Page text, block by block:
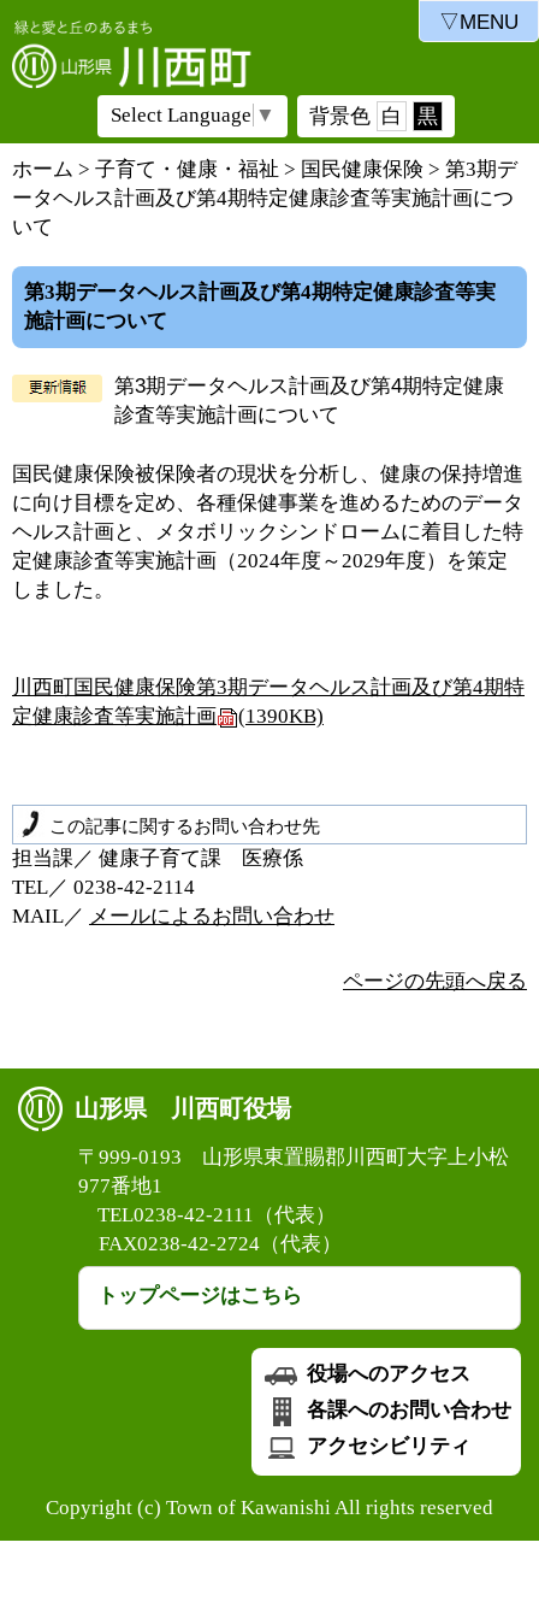
Select Language ▼ 背景色 白 黒
ホーム > 子育て・健康・福祉 > 国民健康保険 > 第3期デ
ータヘルス計画及び第4期特定健康診査等実施計画につ
いて
第3期データヘルス計画及び第4期特定健康診査等実
施計画について
第3期データヘルス計画及び第4期特定健康
診査等実施計画について
国民健康保険被保険者の現状を分析し、健康の保持増進
に向け目標を定め、各種保健事業を進めるためのデータ
ヘルス計画と、メタボリックシンドロームに着目した特
定健康診査等実施計画（2024年度～2029年度）を策定
しました。
川西町国民健康保険第3期データヘルス計画及び第4期特
定健康診査等実施計画
(1390KB)
この記事に関するお問い合わせ先
担当課／ 健康子育て課 医療係
TEL／ 0238‐42‐2114
MAIL／ メールによるお問い合わせ
ページの先頭へ戻る
山形県 川西町役場
〒999-0193 山形県東置賜郡川西町大字上小松
977番地1
TEL0238-42-2111（代表）
FAX0238-42-2724（代表）
トップページはこちら
役場へのアクセス
各課へのお問い合わせ
アクセシビリティ
Copyright (c) Town of Kawanishi All rights reserved
▽MENU